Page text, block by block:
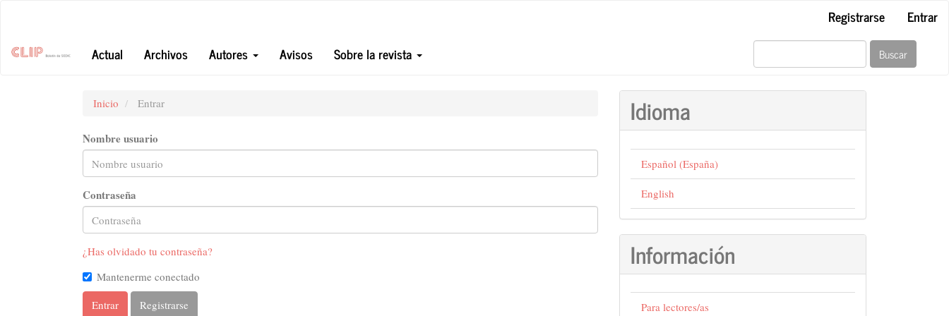
principal
Registrarse
Entrar
Actual
Archivos Autores Avisos Sobre la revista Buscar
Inicio Entrar
Nombre usuario
Contraseña
¿Has olvidado tu contraseña?
Mantenerme conectado
Entrar
Registrarse
Idioma
Español (España)
English
Información
Para lectores/as